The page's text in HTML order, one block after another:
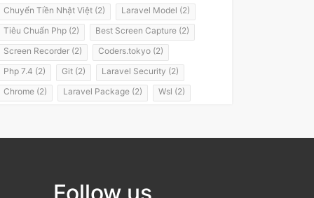
Chuyển Tiền Nhật Việt (2)
Laravel Model (2)
Tiêu Chuẩn Php (2)
Best Screen Capture (2)
Screen Recorder (2)
Coders.tokyo (2)
Php 7.4 (2)
Git (2)
Laravel Security (2)
Chrome (2)
Laravel Package (2)
Wsl (2)
Luyện Nói Tiếng Nhật (1)
Shadowing (1)
Follow us